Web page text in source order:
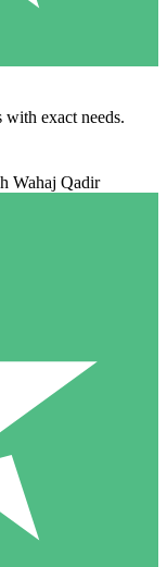
with exact needs.
Wahaj Qadir